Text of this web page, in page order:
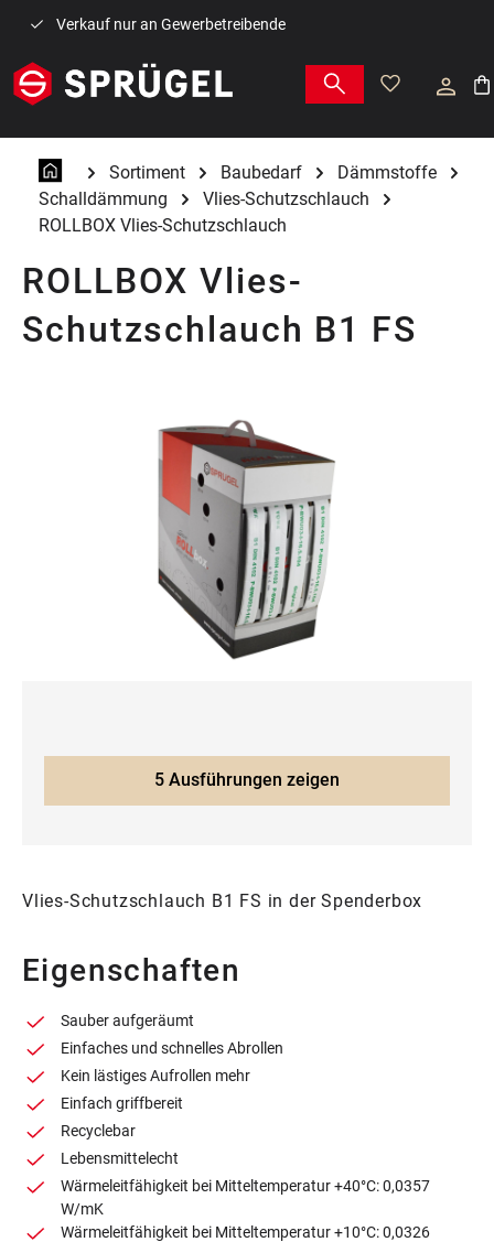
Zum Hauptinhalt springen
Verkauf nur an Gewerbetreibende
Sortiment Baubedarf
Dämmstoffe
Schalldämmung
Vlies-Schutzschlauch
ROLLBOX Vlies-Schutzschlauch
ROLLBOX Vlies-
Schutzschlauch B1 FS
Bildergalerie überspringen
5 Ausführungen zeigen
Vlies-Schutzschlauch B1 FS in der Spenderbox
Eigenschaften
Sauber aufgeräumt
Einfaches und schnelles Abrollen
Kein lästiges Aufrollen mehr
Einfach griffbereit
Recyclebar
Lebensmittelecht
Wärmeleitfähigkeit bei Mitteltemperatur +40°C: 0,0357
W/mK
Wärmeleitfähigkeit bei Mitteltemperatur +10°C: 0,0326